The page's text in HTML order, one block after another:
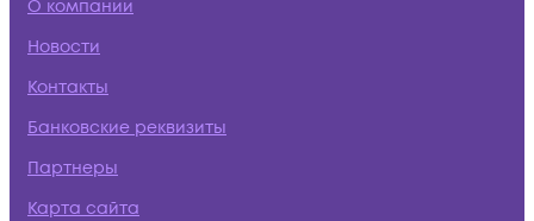
О компании
Новости
Контакты
Банковские реквизиты
Партнеры
Карта сайта